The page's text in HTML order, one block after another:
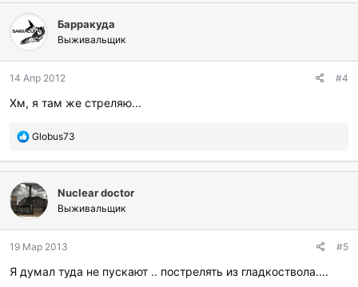
а
г
о
а
и
и
Барракуда
Выживальщик
14 Апр 2012 #4
Хм, я там же стреляю...
П
б
а
г
о
а
и
Globus73
Nuclear doctor
Выживальщик
19 Мар 2013 #5
Я думал туда не пускают .. пострелять из гладкоствола....